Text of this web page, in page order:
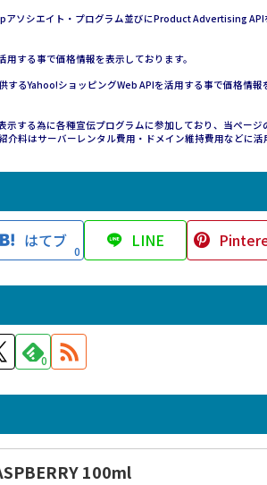
ソシエイト・プログラム並びにProduct Advertising API
する事で価格情報を表示しております。
するYahoo!ショッピングWeb APIを活用する事で価格情報
示する為に各種宣伝プログラムに参加しており、当ページ
介料はサーバーレンタル費用・ドメイン維持費用などに活
はてブ 0 LINE
0
100ml